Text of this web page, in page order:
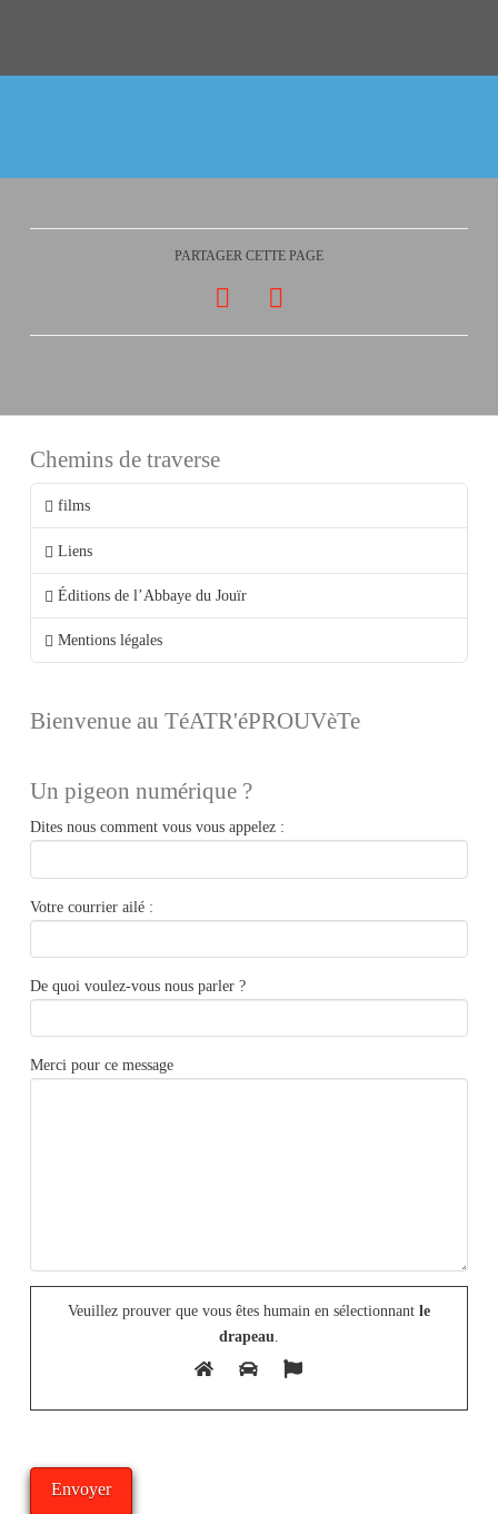
PARTAGER CETTE PAGE
Chemins de traverse
films
Liens
Éditions de l’Abbaye du Jouïr
Mentions légales
Bienvenue au TéATR'éPROUVèTe
Un pigeon numérique ?
Dites nous comment vous vous appelez :
Votre courrier ailé :
De quoi voulez-vous nous parler ?
Merci pour ce message
Veuillez prouver que vous êtes humain en sélectionnantle
drapeau.